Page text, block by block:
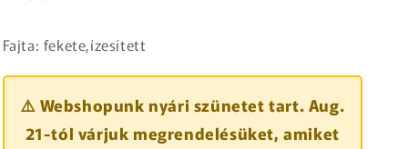
Fajta: fekete,ízesített
⚠️ Webshopunk nyári szünetet tart. Aug.
21-tól várjuk megrendelésüket, amiket